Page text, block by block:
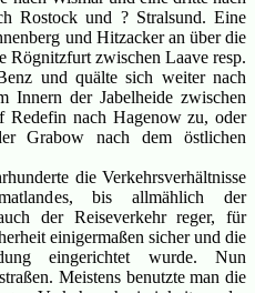
Rostock und ? Stralsund. Eine
und Hitzacker an über die
Rögnitzfurt zwischen Laave resp.
und quälte sich weiter nach
Innern der Jabelheide zwischen
Redefin nach Hagenow zu, oder
Grabow nach dem östlichen
die Verkehrsverhältnisse
bis allmählich der
der Reiseverkehr reger, für
einigermaßen sicher und die
eingerichtet wurde. Nun
Meistens benutzte man die